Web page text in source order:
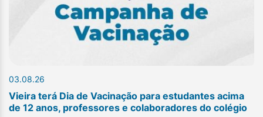
03.08.26
Vieira terá Dia de Vacinação para estudantes acima
de 12 anos, professores e colaboradores do colégio